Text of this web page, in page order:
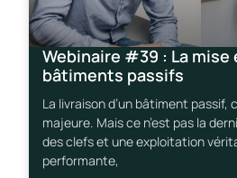
Webinaire #39 : La mise
bâtiments passifs
La livraison d’un bâtiment passif,
majeure. Mais ce n’est pas la
des clefs et une exploitation
performante,